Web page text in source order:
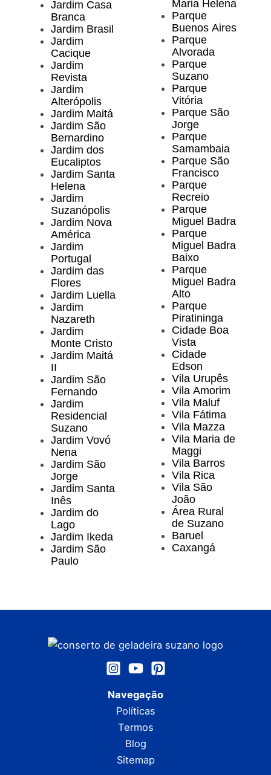
Jardim Casa
Branca
Jardim Brasil
Jardim
Cacique
Jardim
Revista
Jardim
Alterópolis
Jardim Maitá
Jardim São
Bernardino
Jardim dos
Eucaliptos
Jardim Santa
Helena
Jardim
Suzanópolis
Jardim Nova
América
Jardim
Portugal
Jardim das
Flores
Jardim Luella
Jardim
Nazareth
Jardim
Monte Cristo
Jardim Maitá
II
Jardim São
Fernando
Jardim
Residencial
Suzano
Jardim Vovó
Nena
Jardim São
Jorge
Jardim Santa
Inês
Jardim do
Lago
Jardim Ikeda
Jardim São
Paulo
Maria Helena
Parque
Buenos Aires
Parque
Alvorada
Parque
Suzano
Parque
Vitória
Parque São
Jorge
Parque
Samambaia
Parque São
Francisco
Parque
Recreio
Parque
Miguel Badra
Parque
Miguel Badra
Baixo
Parque
Miguel Badra
Alto
Parque
Piratininga
Cidade Boa
Vista
Cidade
Edson
Vila Urupês
Vila Amorim
Vila Maluf
Vila Fátima
Vila Mazza
Vila Maria de
Maggi
Vila Barros
Vila Rica
Vila São
João
Área Rural
de Suzano
Baruel
Caxangá
Navegação
Políticas
Termos
Blog
Sitemap